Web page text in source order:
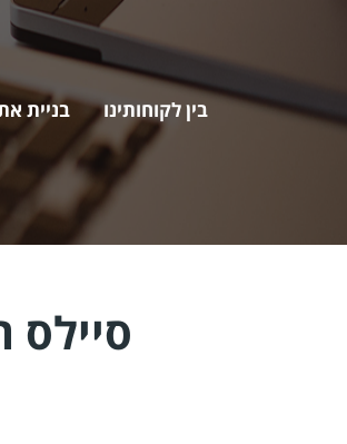
בין לקוחותינו בניית
סיילס